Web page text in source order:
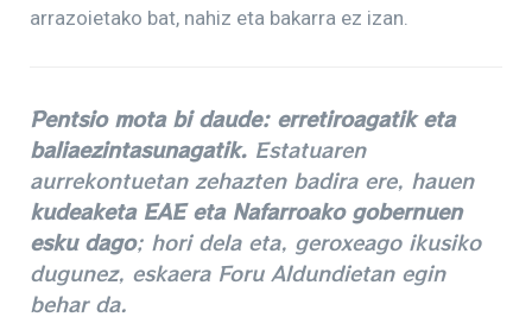
arrazoietako bat, nahiz eta bakarra ez izan.
Pentsio mota bi daude: erretiroagatik eta
baliaezintasunagatik. Estatuaren
aurrekontuetan zehazten badira ere, hauen
kudeaketa EAE eta Nafarroako gobernuen
esku dago; hori dela eta, geroxeago ikusiko
dugunez, eskaera Foru Aldundietan egin
behar da.